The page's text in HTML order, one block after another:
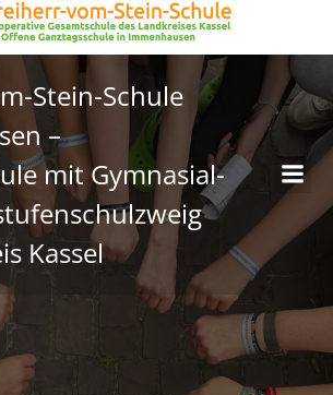
Stein-Schule
–
mit Gymnasial-
Kassel